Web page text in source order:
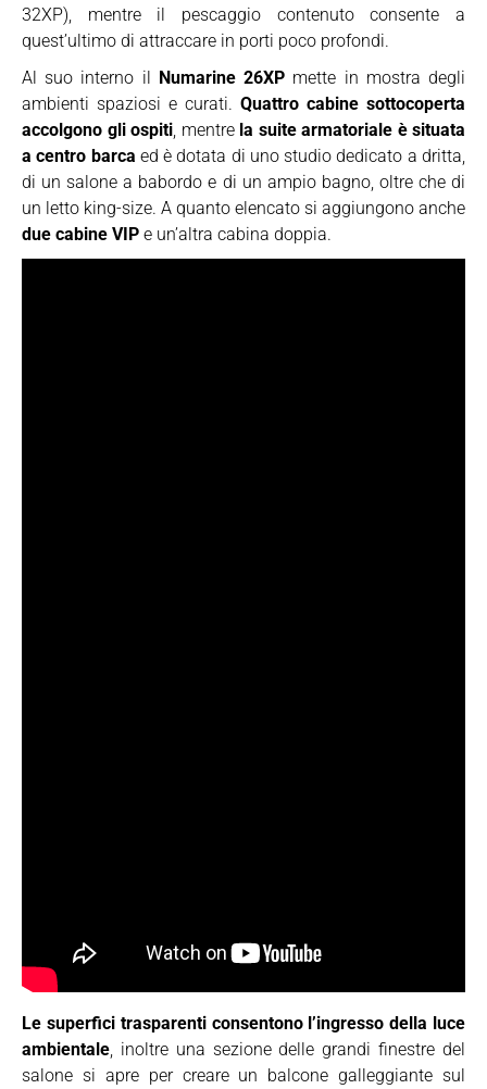
32XP), mentre il pescaggio contenuto consente a
quest’ultimo di attraccare in porti poco profondi.
Al suo interno il Numarine 26XP mette in mostra degli
ambienti spaziosi e curati. Quattro cabine sottocoperta
accolgono gli ospiti , mentre la suite armatoriale è situata
a centro barca ed è dotata di uno studio dedicato a dritta,
di un salone a babordo e di un ampio bagno, oltre che di
un letto king-size. A quanto elencato si aggiungono anche
due cabine VIP e un’altra cabina doppia.
Le superfici trasparenti consentono l’ingresso della luce
ambientale , inoltre una sezione delle grandi finestre del
salone si apre per creare un balcone galleggiante sul